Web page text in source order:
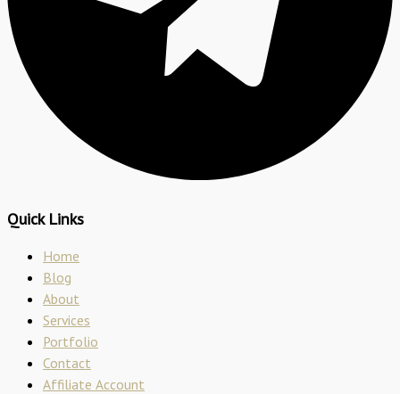
Quick Links
Home
Blog
About
Services
Portfolio
Contact
Affiliate Account